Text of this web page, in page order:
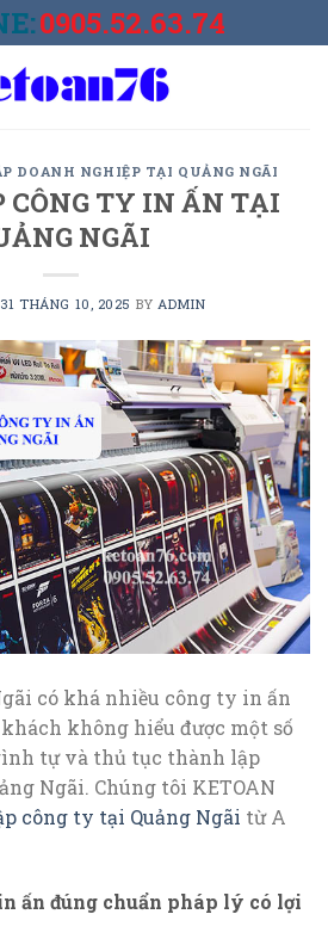
0905.52.63.74
DOANH NGHIỆP TẠI QUẢNG NGÃI
CÔNG TY IN ẤN TẠI
NGÃI
31 THÁNG 10, 2025 BY ADMIN
có khá nhiều công ty in ấn
không hiểu được một số
tự và thủ tục thành lập
Ngãi. Chúng tôi KETOAN
công ty tại Quảng Ngãi từ A
ấn đúng chuẩn pháp lý có lợi